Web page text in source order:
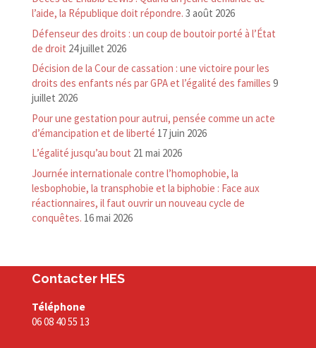
l’aide, la République doit répondre. 3 août 2026
Défenseur des droits : un coup de boutoir porté à l’État
de droit 24 juillet 2026
Décision de la Cour de cassation : une victoire pour les
droits des enfants nés par GPA et l’égalité des familles 9
juillet 2026
Pour une gestation pour autrui, pensée comme un acte
d’émancipation et de liberté 17 juin 2026
L’égalité jusqu’au bout 21 mai 2026
Journée internationale contre l’homophobie, la
lesbophobie, la transphobie et la biphobie : Face aux
réactionnaires, il faut ouvrir un nouveau cycle de
conquêtes. 16 mai 2026
Contacter HES
Téléphone
06 08 40 55 13